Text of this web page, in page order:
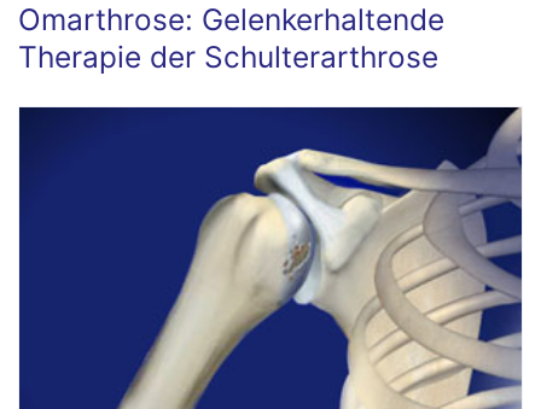
Omarthrose: Gelenkerhaltende
Therapie der Schulterarthrose